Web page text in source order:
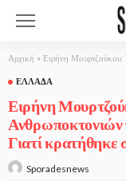
Αρχική » Ειρήνη Μουρτζούκου: Το
ΕΛΛΆΔΑ
Ειρήνη
Ανθρωποκτονιών
Γιατί
Sporadesnews